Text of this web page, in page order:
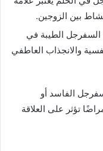
بين الزوجين.
السفرجل الطيبة في
والانجذاب العاطفي
الفاسد أو
تؤثر على العلاقة